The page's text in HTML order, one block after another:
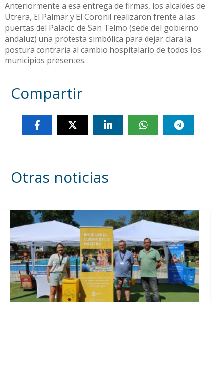
Anteriormente a esa entrega de firmas, los alcaldes de
Utrera, El Palmar y El Coronil realizaron frente a las
puertas del Palacio de San Telmo (sede del gobierno
andaluz) una protesta simbólica para dejar clara la
postura contraria al cambio hospitalario de todos los
municipios presentes.
Compartir
Otras noticias